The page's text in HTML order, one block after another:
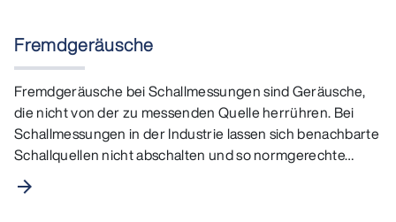
Fremdgeräusche
Fremdgeräusche bei Schallmessungen sind Geräusche,
die nicht von der zu messenden Quelle herrühren. Bei
Schallmessungen in der Industrie lassen sich benachbarte
Schallquellen nicht abschalten und so normgerechte…
arrow_forward